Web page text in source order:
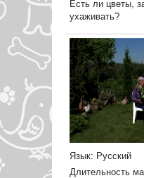
Есть ли цветы,
ухаживать?
Язык: Русский
Длительность